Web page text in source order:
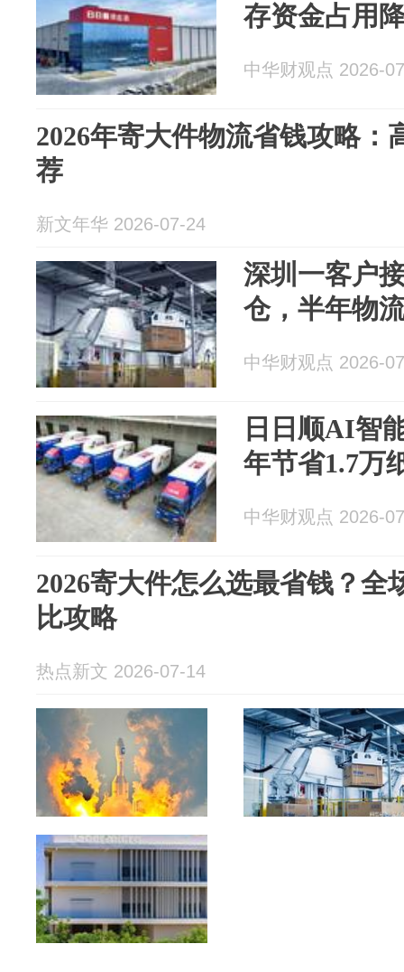
存资金占用
中华财观点 2026-
2026年寄大件物流省钱攻略：
荐
新文年华 2026-07-24
深圳一客户
仓，半年物
中华财观点 2026-
日日顺AI智
年节省1.7万
中华财观点 2026-
2026寄大件怎么选最省钱？全
比攻略
热点新文 2026-07-14